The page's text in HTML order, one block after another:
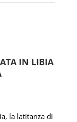
IN LIBIA
la latitanza di